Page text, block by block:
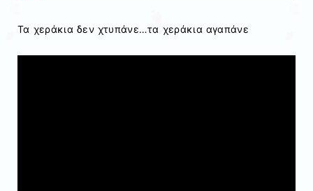
Τα χεράκια δεν χτυπάνε…τα χεράκια αγαπάνε